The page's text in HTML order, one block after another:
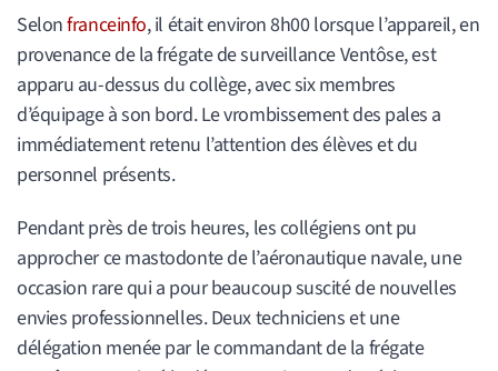
Selonfranceinfo, il était environ 8h00 lorsque l’appareil, en
provenance de la frégate de surveillance Ventôse, est
apparu au-dessus du collège, avec six membres
d’équipage à son bord. Le vrombissement des pales a
immédiatement retenu l’attention des élèves et du
personnel présents.
Pendant près de trois heures, les collégiens ont pu
approcher ce mastodonte de l’aéronautique navale, une
occasion rare qui a pour beaucoup suscité de nouvelles
envies professionnelles. Deux techniciens et une
délégation menée par le commandant de la frégate